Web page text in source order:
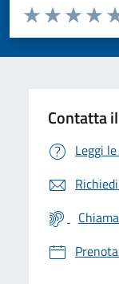
Valuta da 1 a 5 stelle
Valuta 3
Valuta 2
Valuta 1 stelle su
Contatta
Leggi